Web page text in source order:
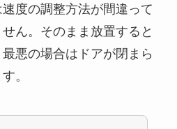
度の調整方法が間違って
ん。そのまま放置すると
悪の場合はドアが閉まら
。